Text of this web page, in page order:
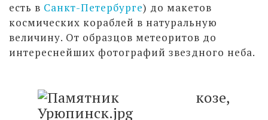
есть в Санкт-Петербурге) до макетов
космических кораблей в натуральную
величину. От образцов метеоритов до
интереснейших фотографий звездного неба.